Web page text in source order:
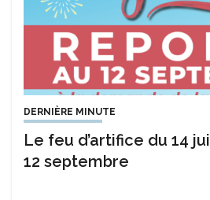
DERNIÈRE MINUTE
Le feu d’artifice du 14
12 septembre